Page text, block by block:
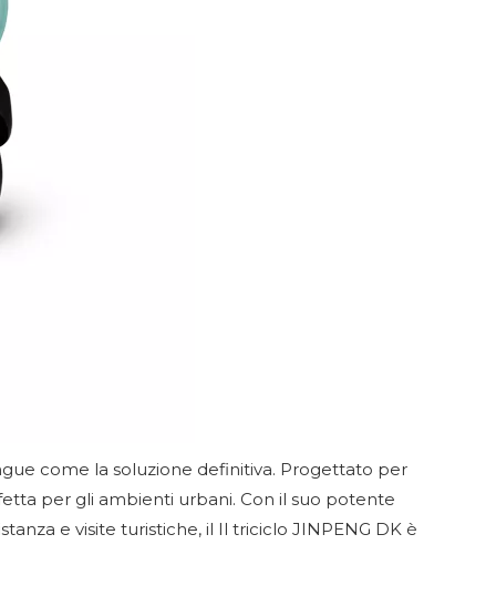
come la soluzione definitiva. Progettato per
per gli ambienti urbani. Con il suo potente
e visite turistiche, il Il triciclo JINPENG DK è